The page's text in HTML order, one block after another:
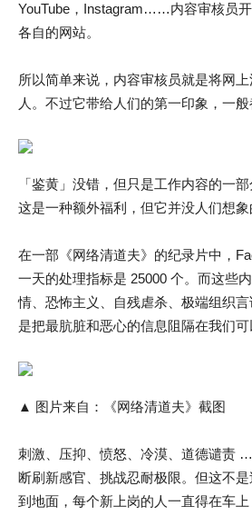
YouTube，Instagram……内容审核员
各自的网站。
所以简单来说，内容审核员就是将网
人。不过它带给人们的第一印象，一般
「鉴黄」没错，但只是工作内容的一
这是一种额外福利，但它并没人们想象
在一部《网络清道夫》的纪录片中，
一天的处理指标是 25000 个。而这些
情、恐怖主义、自残虐杀、极端组织
是把最肮脏和恶心的信息阻隔在我们可
▲ 图片来自：《网络清道夫》截图
刺激、压抑、愤怒、冷漠、道德谴责
断刷新感官、挑战忍耐极限。但这不
到地面，每个新上岗的人一直得在车